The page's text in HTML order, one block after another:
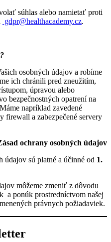
súhlas alebo namietať proti
gdpr@healthacademy.cz.
osobných údajov a robíme
ich chránili pred zneužitím,
úpravou alebo
bezpečnostných opatrení na
napríklad zavedené
firewall a zabezpečené servery
ochrany osobných údajov
údajov sú platné a účinné od 1.
môžeme zmeniť z dôvodu
a ponúk prostredníctvom našej
právnych požiadaviek.